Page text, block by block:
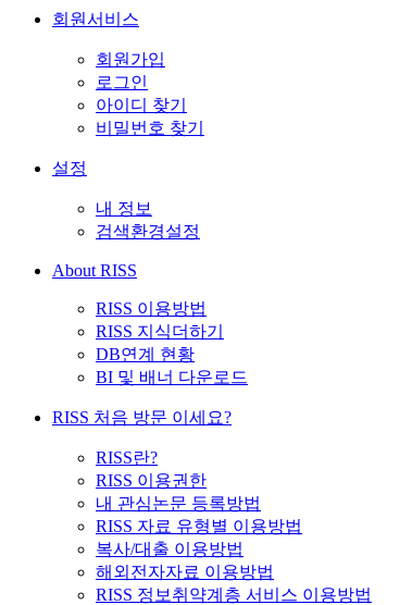
회원서비스
회원가입
로그인
아이디 찾기
비밀번호 찾기
설정
내 정보
검색환경설정
About RISS
RISS 이용방법
RISS 지식더하기
DB연계 현황
BI 및 배너 다운로드
RISS 처음 방문 이세요?
RISS란?
RISS 이용권한
내 관심논문 등록방법
RISS 자료 유형별 이용방법
복사/대출 이용방법
해외전자자료 이용방법
RISS 정보취약계층 서비스 이용방법